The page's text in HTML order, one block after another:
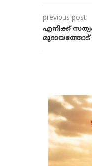
previous post
​എ​നി​ക്ക്
മു​ദാ​യ​ത്തോ​ട്​